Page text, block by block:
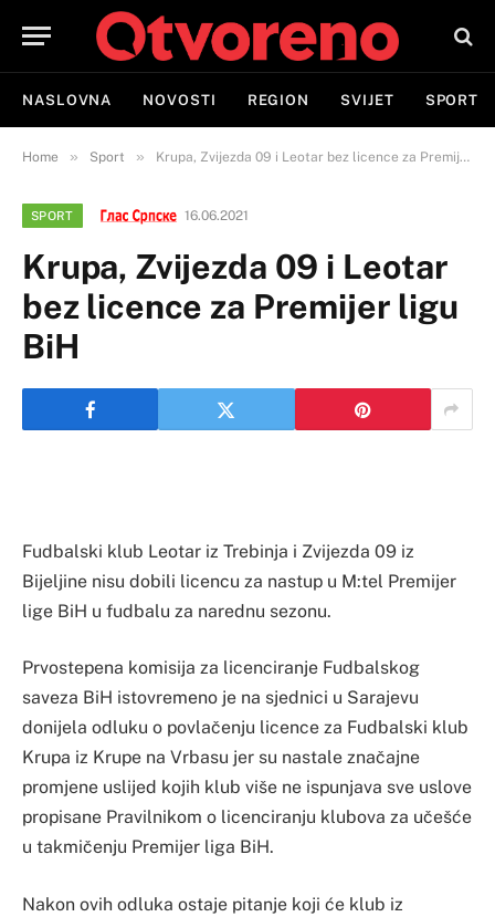
NASLOVNA NOVOSTI REGION SVIJET SPORT
Home » Sport » Krupa, Zvijezda 09 i Leotar bez licence za Premijer ligu BiH
SPORT 16.06.2021
Krupa, Zvijezda 09 i Leotar
bez licence za Premijer ligu
BiH
Fudbalski klub Leotar iz Trebinja i Zvijezda 09 iz
Bijeljine nisu dobili licencu za nastup u M:tel Premijer
lige BiH u fudbalu za narednu sezonu.
Prvostepena komisija za licenciranje Fudbalskog
saveza BiH istovremeno je na sjednici u Sarajevu
donijela odluku o povlačenju licence za Fudbalski klub
Krupa iz Krupe na Vrbasu jer su nastale značajne
promjene uslijed kojih klub više ne ispunjava sve uslove
propisane Pravilnikom o licenciranju klubova za učešće
u takmičenju Premijer liga BiH.
Nakon ovih odluka ostaje pitanje koji će klub iz